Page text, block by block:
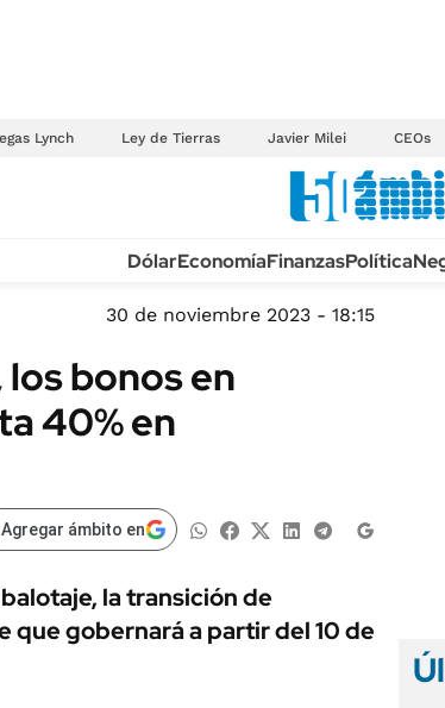
Lynch Ley de Tierras Javier Milei CEOs
TECNOLOGÍA
MÉXICO
MUNDO
AUTOS
DólarEconomíaFinanzasPolítica
30 de noviembre 2023 - 18:15
bonos en
40% en
Agregar ámbito en
la transición de
gobernará a partir del 10 de